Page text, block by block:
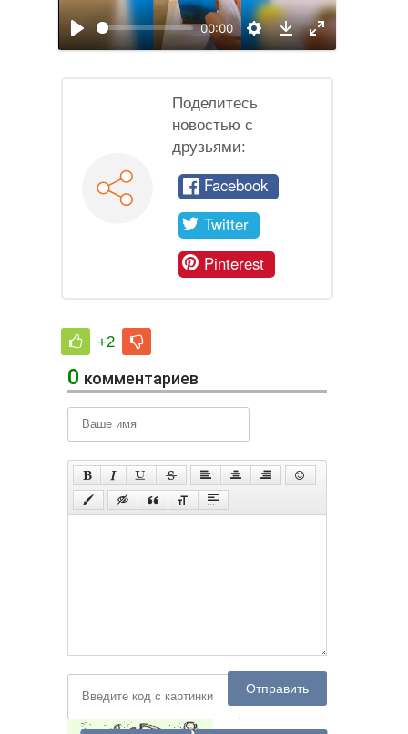
Воспроизвести
00:00
НастройкиDownload
На
Поделитесь
новостью с
друзьями:
Facebook
Twitter
Pinterest
+2
0 комментариев
Отправить